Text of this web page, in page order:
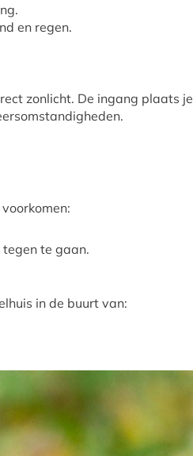
en regen.
zonlicht. De ingang plaats je
te gaan.
in de buurt van: